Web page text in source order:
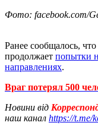
Фото: facebook.com/
Ранее сообщалось,
продолжает попытки
направлениях.
Враг потерял 500
Новини від
наш канал https://t.me/